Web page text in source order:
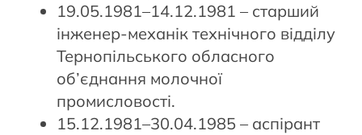
19.05.1981–14.12.1981 – старший
інженер-механік технічного відділу
Тернопільського обласного
об’єднання молочної
промисловості.
15.12.1981–30.04.1985 – аспірант